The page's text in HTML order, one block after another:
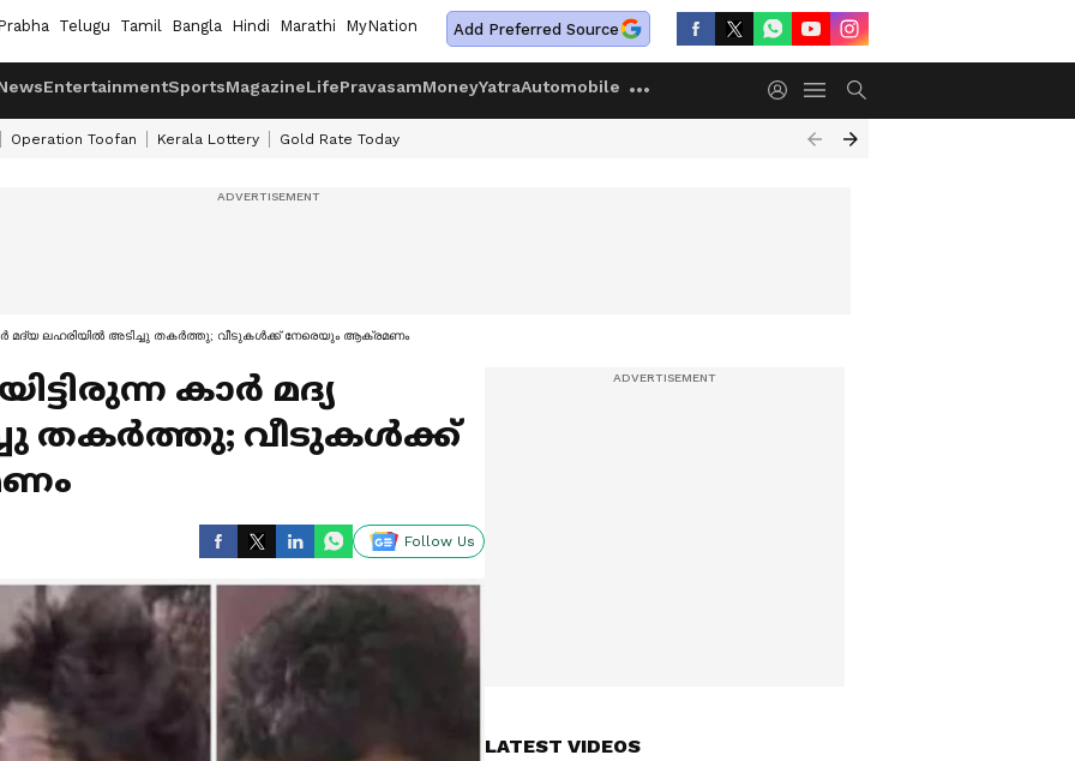
Telugu Tamil Bangla Hindi Marathi MyNation Add Preferred Source
EntertainmentSportsMagazineLifePravasamMoneyYatraAutomobile
Operation Toofan Kerala Lottery Gold Rate Today
മദ്യ ലഹരിയില്‍ അടിച്ചു തകര്‍ത്തു; വീടുകള്‍ക്ക് നേരെയും ആക്രമണം
കാര്‍ മദ്യ
തകര്‍ത്തു; വീടുകള്‍ക്ക്
Follow Us
LATEST VIDEOS